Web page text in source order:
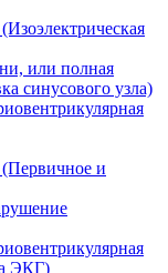
или полная
синусового узла)
и
ЭКГ)